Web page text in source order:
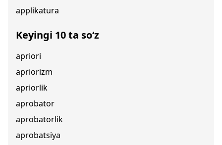
applikatura
Keyingi 10 ta so‘z
apriori
apriorizm
apriorlik
aprobator
aprobatorlik
aprobatsiya